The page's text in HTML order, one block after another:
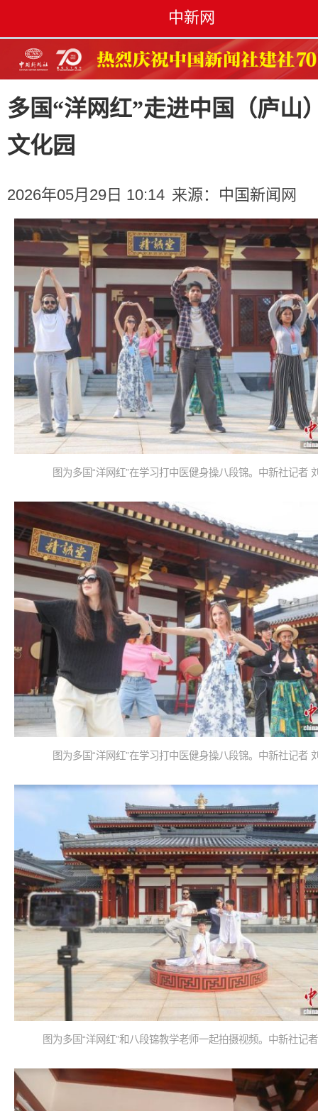
中新网
多国“洋网红”走进中国（庐山
文化园
2026年05月29日 10:14 来源： 中国新闻网
图为多国“洋网红”在学习打中医健身操八段锦。中新社记者
图为多国“洋网红”在学习打中医健身操八段锦。中新社记者
图为多国“洋网红”和八段锦教学老师一起拍摄视频。中新社记